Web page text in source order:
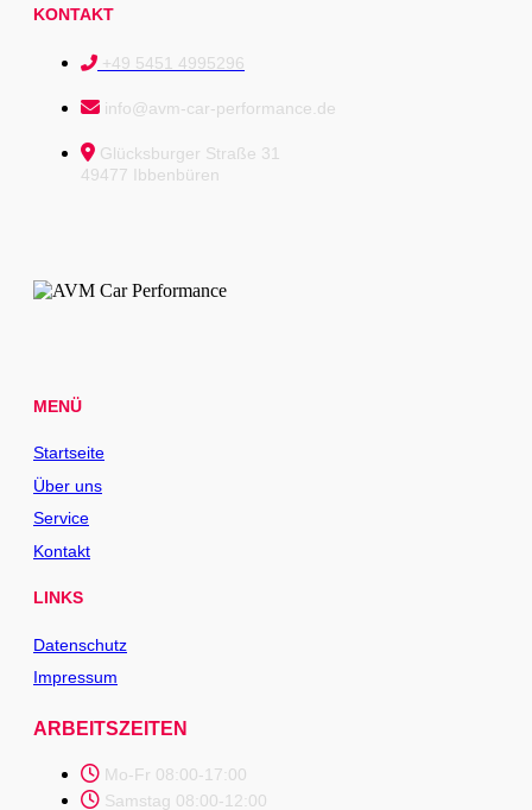
KONTAKT
+49 5451 4995296
info@avm-car-performance.de
Glücksburger Straße 31
49477 Ibbenbüren
MENÜ
Startseite
Über uns
Service
Kontakt
LINKS
Datenschutz
Impressum
ARBEITSZEITEN
Mo-Fr 08:00-17:00
Samstag 08:00-12:00